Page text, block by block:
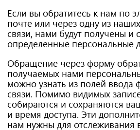
Если вы обратитесь к нам по
почте или через одну из
связи, нами будут получены и
определенные персональные
Обращение через форму
получаемых нами
можно узнать из полей ввода
связи. Помимо видимых
собираются и сохраняются
и время доступа. Эти
нам нужны для отслеживания